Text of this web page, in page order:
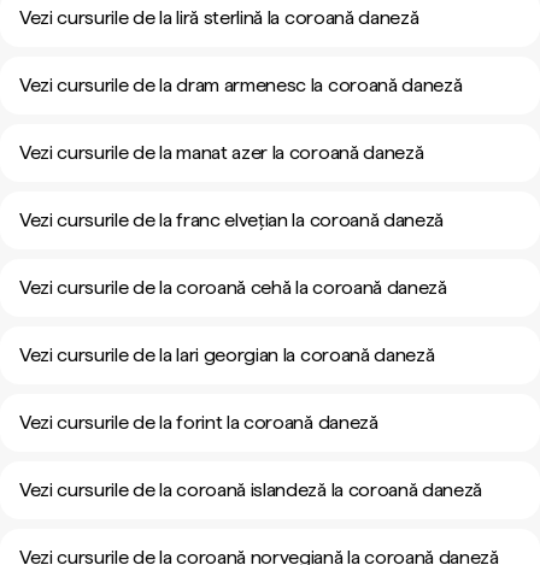
Vezi cursurile de la liră sterlină la coroană daneză
Vezi cursurile de la dram armenesc la coroană daneză
Vezi cursurile de la manat azer la coroană daneză
Vezi cursurile de la franc elvețian la coroană daneză
Vezi cursurile de la coroană cehă la coroană daneză
Vezi cursurile de la lari georgian la coroană daneză
Vezi cursurile de la forint la coroană daneză
Vezi cursurile de la coroană islandeză la coroană daneză
Vezi cursurile de la coroană norvegiană la coroană daneză